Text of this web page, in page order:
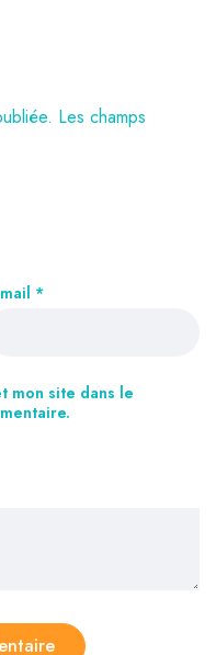
Les champs
*
mon site dans le